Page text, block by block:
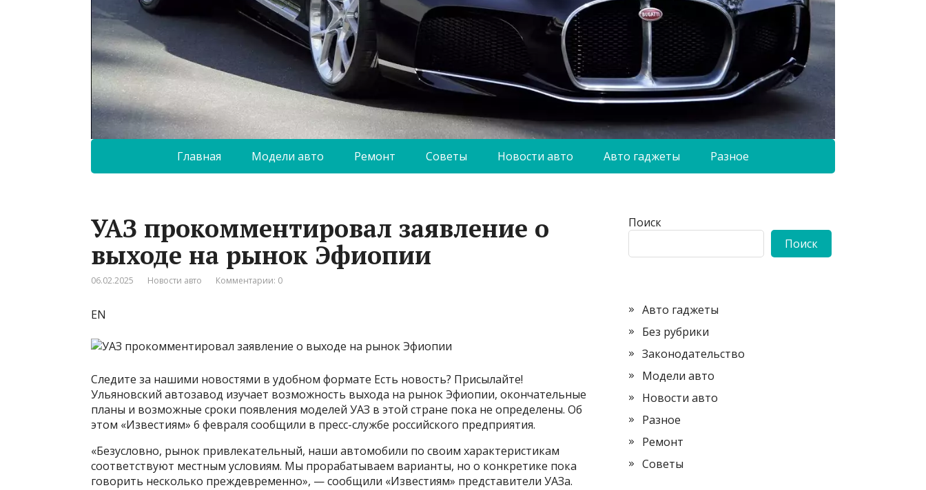
Главная Модели авто Ремонт Советы Новости авто Авто гаджеты Разное
УАЗ прокомментировал заявление о
выходе на рынок Эфиопии
06.02.2025 Новости авто Комментарии: 0
EN
Следите за нашими новостями в удобном формате Есть новость? Присылайте!
Ульяновский автозавод изучает возможность выхода на рынок Эфиопии, окончательные
планы и возможные сроки появления моделей УАЗ в этой стране пока не определены. Об
этом «Известиям» 6 февраля сообщили в пресс-службе российского предприятия.
«Безусловно, рынок привлекательный, наши автомобили по своим характеристикам
соответствуют местным условиям. Мы прорабатываем варианты, но о конкретике пока
говорить несколько преждевременно», — сообщили «Известиям» представители УАЗа.
Поиск
Поиск
Авто гаджеты
Без рубрики
Законодательство
Модели авто
Новости авто
Разное
Ремонт
Советы